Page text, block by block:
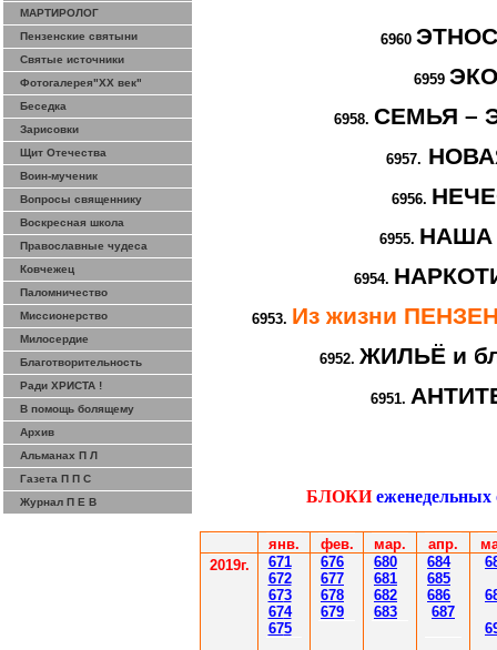
МАРТИРОЛОГ
Пензенские святыни
Святые источники
Фотогалерея"ХХ век"
Беседка
Зарисовки
Щит Отечества
Воин-мученик
Вопросы священнику
Воскресная школа
Православные чудеса
Ковчежец
Паломничество
Миссионерство
Милосердие
Благотворительность
Ради ХРИСТА !
В помощь болящему
Архив
Альманах П Л
Газета П П С
Журнал П Е В
6960
6959
6958. СЕМЬЯ –
6957.
6956.
6955. НАША
6954.
6953. Из жизни
6952. ЖИЛЬЁ и
6951.
БЛОКИ
янв. фев. мар. апр.
2019г.
671
672
673
674
675
676
677
678
679
680
681
682
683
684
685
686
687
6
6